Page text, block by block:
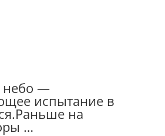
небо —
испытание в
на
…